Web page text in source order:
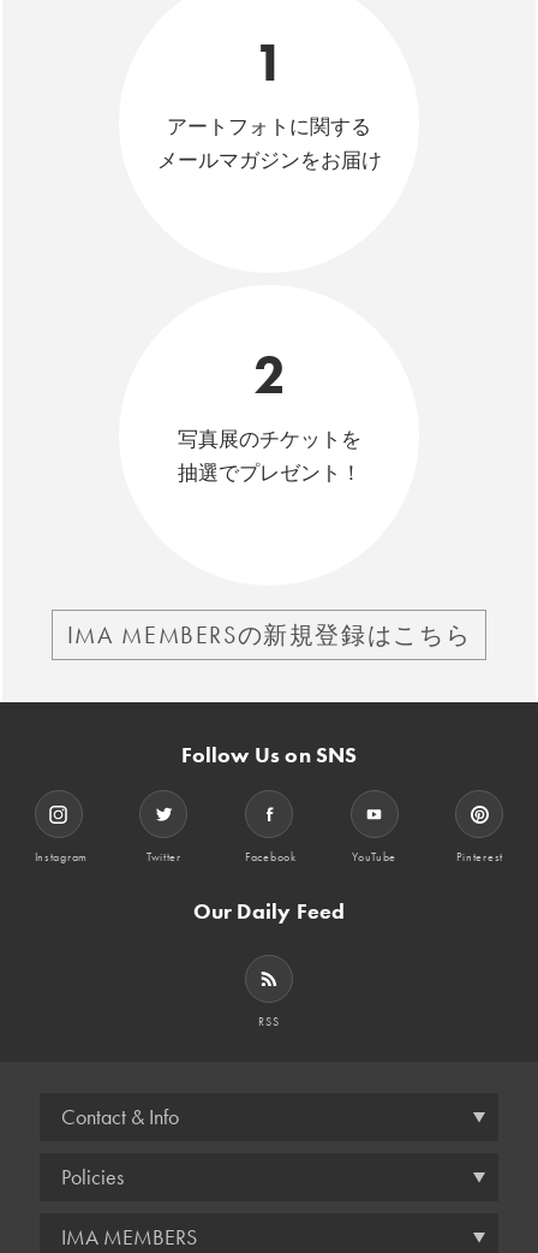
1
アートフォトに関する
メールマガジンをお届け
2
写真展のチケットを
抽選でプレゼント！
IMA MEMBERSの新規登録はこちら
Follow Us on SNS
Instagram Twitter Facebook YouTube Pinterest
Our Daily Feed
RSS
Contact & Info
Policies
IMA MEMBERS